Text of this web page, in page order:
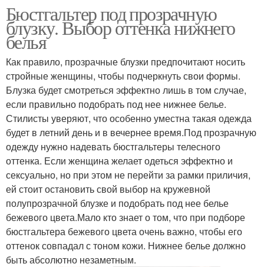
Бюстгальтер под прозрачную
блузку. Выбор оттенка нижнего
белья
Как правило, прозрачные блузки предпочитают носить
стройные женщины, чтобы подчеркнуть свои формы.
Блузка будет смотреться эффектно лишь в том случае,
если правильно подобрать под нее нижнее белье.
Стилисты уверяют, что особенно уместна такая одежда
будет в летний день и в вечернее время.Под прозрачную
одежду нужно надевать бюстгальтеры телесного
оттенка. Если женщина желает одеться эффектно и
сексуально, но при этом не перейти за рамки приличия,
ей стоит остановить свой выбор на кружевной
полупрозрачной блузке и подобрать под нее белье
бежевого цвета.Мало кто знает о том, что при подборе
бюстгальтера бежевого цвета очень важно, чтобы его
оттенок совпадал с тоном кожи. Нижнее белье должно
быть абсолютно незаметным.